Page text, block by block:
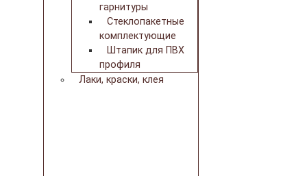
гарнитуры
Стеклопакетные
комплектующие
Штапик для ПВХ
профиля
Лаки, краски, клея